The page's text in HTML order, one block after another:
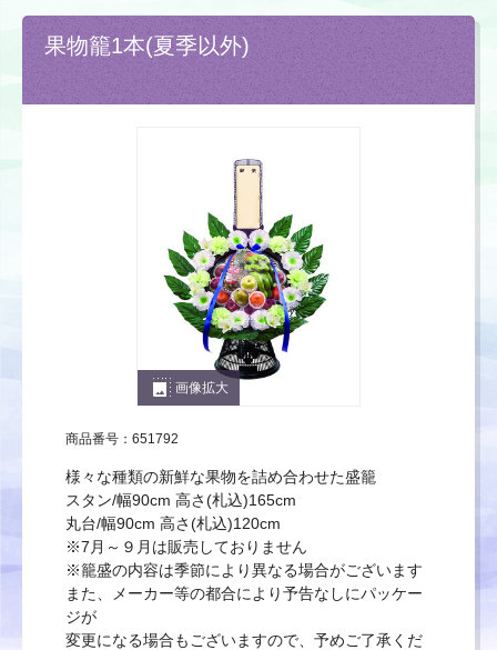
果物籠1本(夏季以外)
photo_size_select_large 画像拡大
商品番号：651792
様々な種類の新鮮な果物を詰め合わせた盛籠
スタン/幅90cm 高さ(札込)165cm
丸台/幅90cm 高さ(札込)120cm
※7月～９月は販売しておりません
※籠盛の内容は季節により異なる場合がございます
また、メーカー等の都合により予告なしにパッケー
ジが
変更になる場合もございますので、予めご了承くだ